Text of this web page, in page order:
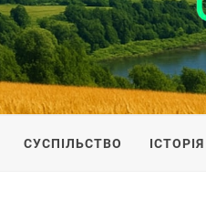
IS
СУСПІЛЬСТВО ІСТОРІЯ